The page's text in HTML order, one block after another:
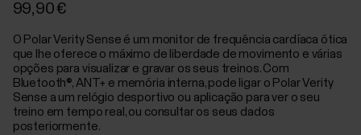
99,90 €
O Polar Verity Sense é um monitor de frequência cardíaca ótica
que lhe oferece o máximo de liberdade de movimento e várias
opções para visualizar e gravar os seus treinos. Com
Bluetooth®, ANT+ e memória interna, pode ligar o Polar Verity
Sense a um relógio desportivo ou aplicação para ver o seu
treino em tempo real, ou consultar os seus dados
posteriormente.